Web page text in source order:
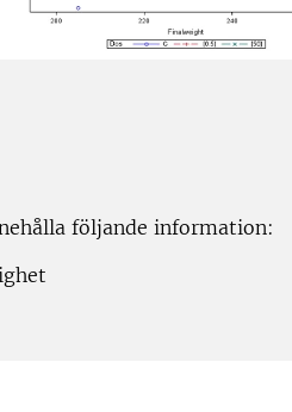
följande information: